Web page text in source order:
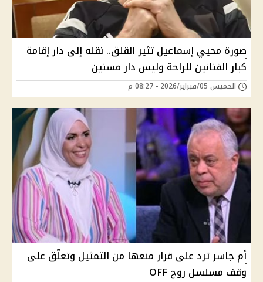
صورة محيي إسماعيل تثير القلق.. نقله إلى دار إقامة
كبار الفنانين للراحة وليس دار مسنين
الخميس 05/فبراير/2026 - 08:27 م
أم جاسر ترد على قرار منعها من التمثيل وتعلّق على
وقف مسلسل روح OFF